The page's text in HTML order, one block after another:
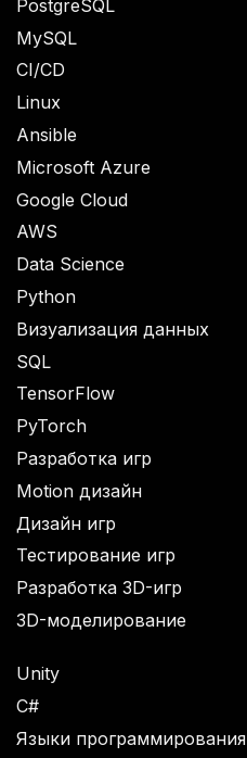
PostgreSQL
MySQL
CI/CD
Linux
Ansible
Microsoft Azure
Google Cloud
AWS
Data Science
Python
Визуализация данных
SQL
TensorFlow
PyTorch
Разработка игр
Motion дизайн
Дизайн игр
Тестирование игр
Разработка 3D-игр
3D-моделирование
Unity
C#
Языки программирования